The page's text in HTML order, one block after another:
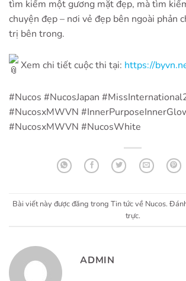
tìm kiếm một gương mặt đẹp, mà tìm
chuyện đẹp – nơi vẻ đẹp bên ngoài phản
trị bên trong.
Xem chi tiết cuộc thi tại: https://
#Nucos #NucosJapan
#NucosxMWVN
#NucosxMWVN #NucosWhite
Bài viết này được đăng trong Tin tức về Nucos.
trực.
ADMIN